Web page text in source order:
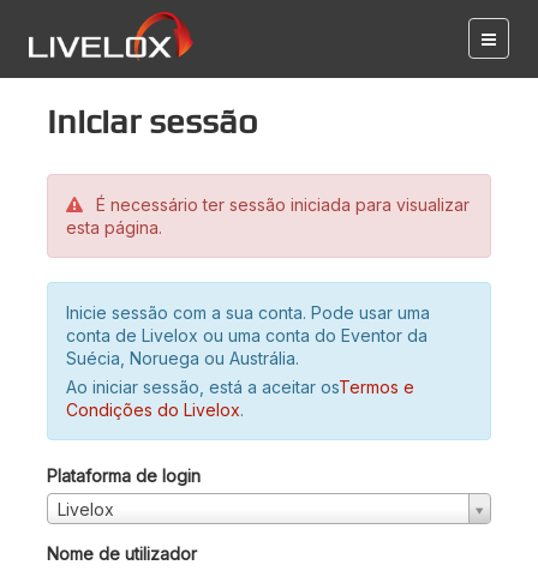
Iniciar sessão
É necessário ter sessão iniciada para visualizar
esta página.
Inicie sessão com a sua conta. Pode usar uma
conta de Livelox ou uma conta do Eventor da
Suécia, Noruega ou Austrália.
Ao iniciar sessão, está a aceitar osTermos e
Condições do Livelox.
Plataforma de login
Livelox
Nome de utilizador